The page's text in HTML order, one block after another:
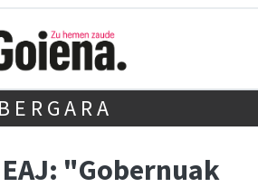
BERGARA
"Gobernuak